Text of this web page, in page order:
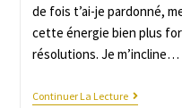
de fois t’ai-je pardonné,
cette énergie bien plus
résolutions. Je m’incline…
Continuer La Lecture